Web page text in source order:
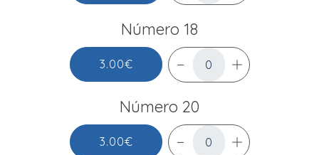
Número 18
3.00€
Número 20
3.00€